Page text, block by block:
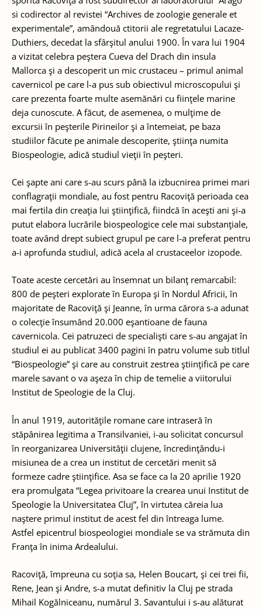
si codirector al revistei “Archives de zoologie generale et
experimentale”, amândouă ctitorii ale regretatului Lacaze-
Duthiers, decedat la sfârşitul anului 1900. În vara lui 1904
a vizitat celebra peştera Cueva del Drach din insula
Mallorca şi a descoperit un mic crustaceu – primul animal
cavernicol pe care l-a pus sub obiectivul microscopului şi
care prezenta foarte multe asemănări cu fiinţele marine
deja cunoscute. A făcut, de asemenea, o mulţime de
excursii în peşterile Pirineilor şi a întemeiat, pe baza
studiilor făcute pe animale descoperite, ştiinţa numita
Biospeologie, adică studiul vieţii în peşteri.
Cei şapte ani care s-au scurs până la izbucnirea primei mari
conflagraţii mondiale, au fost pentru Racoviţă perioada cea
mai fertila din creaţia lui ştiinţifică, fiindcă în aceşti ani şi-a
putut elabora lucrările biospeologice cele mai substanţiale,
toate având drept subiect grupul pe care l-a preferat pentru
a-i aprofunda studiul, adică acela al crustaceelor izopode.
Toate aceste cercetări au însemnat un bilanţ remarcabil:
800 de peşteri explorate în Europa şi în Nordul Africii, în
majoritate de Racoviţă şi Jeanne, în urma cărora s-a adunat
o colecţie însumând 20.000 eşantioane de fauna
cavernicola. Cei patruzeci de specialişti care s-au angajat în
studiul ei au publicat 3400 pagini în patru volume sub titlul
“Biospeologie” şi care au construit zestrea ştiinţifică pe care
marele savant o va aşeza în chip de temelie a viitorului
Institut de Speologie de la Cluj.
În anul 1919, autorităţile romane care intraseră în
stăpânirea legitima a Transilvaniei, i-au solicitat concursul
în reorganizarea Universităţii clujene, încredinţându-i
misiunea de a crea un institut de cercetări menit să
formeze cadre ştiinţifice. Asa se face ca la 20 aprilie 1920
era promulgata “Legea privitoare la crearea unui Institut de
Speologie la Universitatea Cluj”, în virtutea căreia lua
naştere primul institut de acest fel din întreaga lume.
Astfel epicentrul biospeologiei mondiale se va strămuta din
Franţa în inima Ardealului.
Racoviţă, împreuna cu soţia sa, Helen Boucart, şi cei trei fii,
Rene, Jean şi Andre, s-a mutat definitiv la Cluj pe strada
Mihail Kogălniceanu, numărul 3. Savantului i s-au alăturat